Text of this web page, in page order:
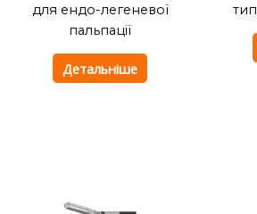
для ендо-легеневої
пальпації
Детальніше